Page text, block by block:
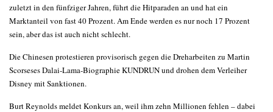
zuletzt in den fünfziger Jahren, führt die Hitparaden an und hat ein
Marktanteil von fast 40 Prozent. Am Ende werden es nur noch 17 Prozent
sein, aber das ist auch nicht schlecht.
Die Chinesen protestieren provisorisch gegen die Dreharbeiten zu Martin
Scorseses Dalai-Lama-Biographie KUNDRUN und drohen dem Verleiher
Disney mit Sanktionen.
Burt Reynolds meldet Konkurs an, weil ihm zehn Millionen fehlen – dabei